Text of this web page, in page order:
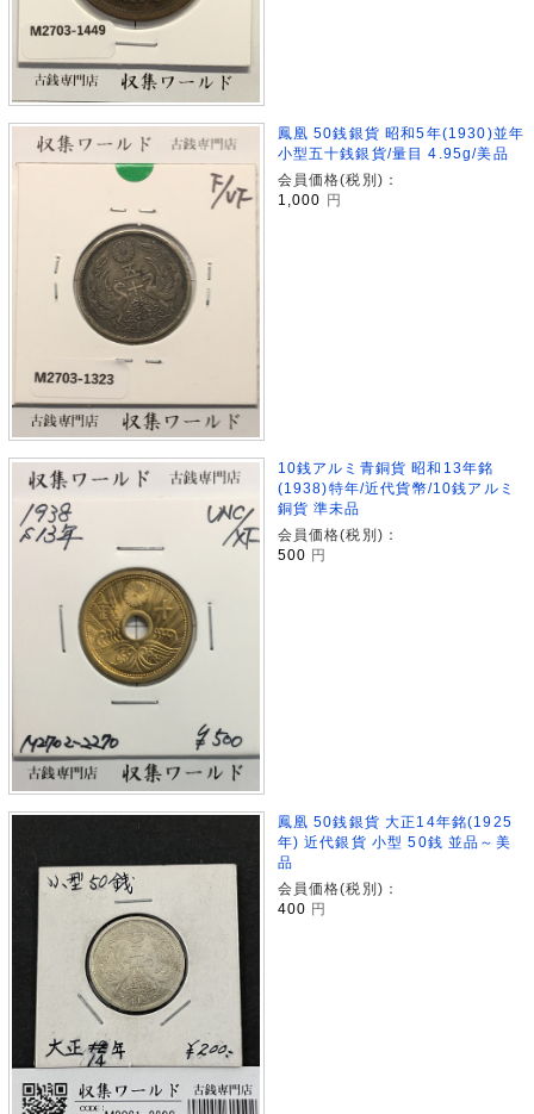
鳳凰 50銭銀貨 昭和5年(1930)並年
小型五十銭銀貨/量目 4.95g/美品
会員価格(税別)：
1,000 円
10銭アルミ青銅貨 昭和13年銘
(1938)特年/近代貨幣/10銭アルミ
銅貨 準未品
会員価格(税別)：
500 円
鳳凰 50銭銀貨 大正14年銘(1925
年) 近代銀貨 小型 50銭 並品～美
品
会員価格(税別)：
400 円